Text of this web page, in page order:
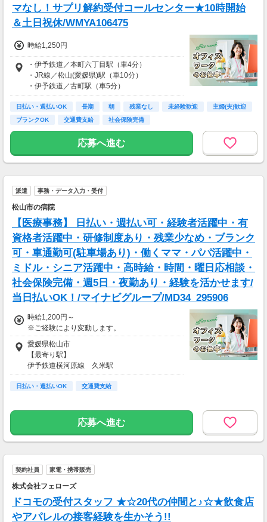
マなし！サプリ解約受付コールセンター★10時開始
＆土日祝休/WMYA106475
時給1,250円
・伊予鉄道／本町六丁目駅（車4分）
・JR線／松山(愛媛県)駅（車10分）
・伊予鉄道／古町駅（車5分）
※「北山越」バス停からもスグの立地です。
※車・バイク・自転車通勤OK（無料駐車場あ
り。空き状況を確認しますのでご相談くださ
い）
日払い・週払いOK 長期 朝 残業なし 未経験歓迎
主婦(夫)歓迎
ブランクOK
交通費支給 社会保険完備
応募へ進む
派遣 事務・データ入力・受付
松山市の病院
【医療事務】 日払い・週払い可・経験者活躍中・有
資格者活躍中・研修制度あり・残業少なめ・ブランク
可・車通勤可(駐車場あり)・働くママ・パパ活躍中・
ミドル・シニア活躍中・高時給・時間・曜日応相談・
社会保険完備・週5日・夜勤あり・経験を活かせます/
当日払いOK！/マイナビグループ/MD34_295906
時給1,200円～
※ご経験により変動します。
愛媛県松山市
【最寄り駅】
伊予鉄道横河原線 久米駅
【アクセス】
伊予鉄道横河原線 久米駅よりバスで15分
日払い・週払いOK 交通費支給
応募へ進む
契約社員 家電・携帯販売
株式会社フェローズ
ドコモの受付スタッフ ★☆20代の仲間と♪☆★飲食店
やアパレルの接客経験を生かそう!!